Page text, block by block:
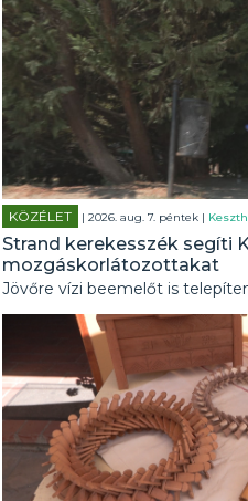
KÖZÉLET | 2026. aug. 7. péntek |
Strand kerekesszék segíti
mozgáskorlátozottakat
Jövőre vízi beemelőt is